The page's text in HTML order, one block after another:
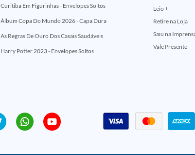
Curitiba Em Figurinhas - Envelopes Soltos
Álbum Copa Do Mundo 2026 - Capa Dura
As Regras De Ouro Dos Casais Saudáveis
Harry Potter 2023 - Envelopes Soltos
Leio +
Retire na Loja
Saiu na
Vale Presente